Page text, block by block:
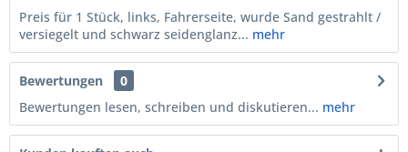
Preis für 1 Stück, links, Fahrerseite, wurde Sand gestrahlt /
versiegelt und schwarz seidenglanz... mehr
Bewertungen
0
Bewertungen lesen, schreiben und diskutieren... mehr